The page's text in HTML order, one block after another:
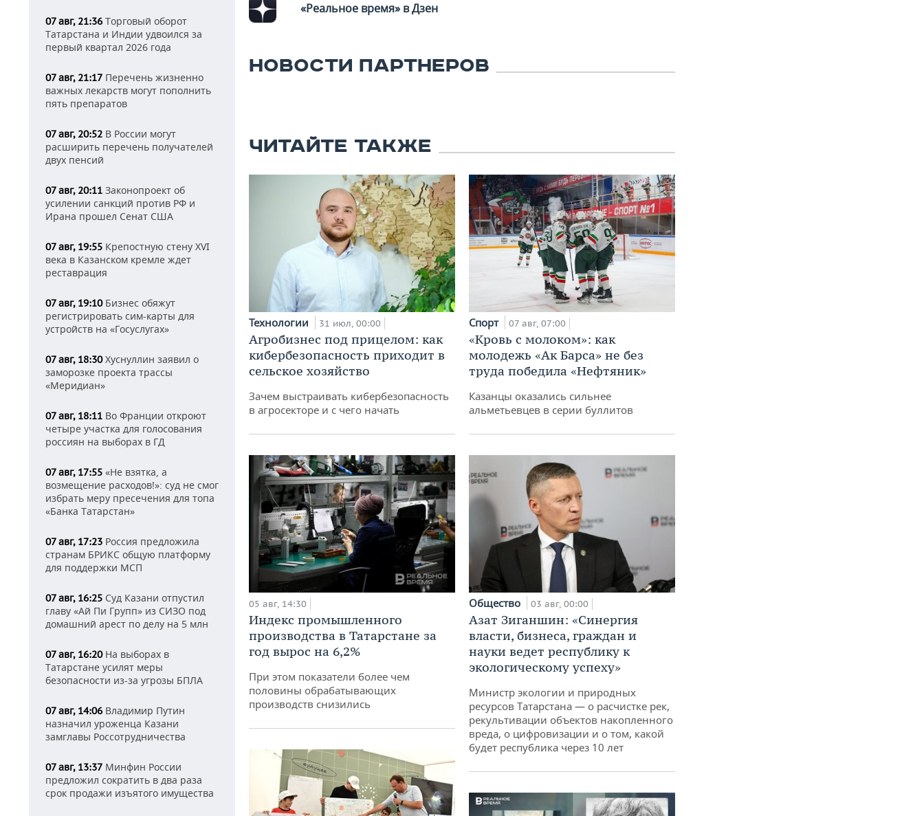
07 авг, 21:36 Торговый оборот
Татарстана и Индии удвоился за
первый квартал 2026 года
07 авг, 21:17 Перечень жизненно
важных лекарств могут пополнить
пять препаратов
07 авг, 20:52 В России могут
расширить перечень получателей
двух пенсий
07 авг, 20:11 Законопроект об
усилении санкций против РФ и
Ирана прошел Сенат США
07 авг, 19:55 Крепостную стену XVI
века в Казанском кремле ждет
реставрация
07 авг, 19:10Бизнес обяжут
регистрировать сим-карты для
устройств на «Госуслугах»
07 авг, 18:30Хуснуллин заявил о
заморозке проекта трассы
«Меридиан»
07 авг, 18:11 Во Франции откроют
четыре участка для голосования
россиян на выборах в ГД
07 авг, 17:55 «Не взятка, а
возмещение расходов!»: суд не смог
избрать меру пресечения для топа
«Банка Татарстан»
07 авг, 17:23 Россия предложила
странам БРИКС общую платформу
для поддержки МСП
07 авг, 16:25 Суд Казани отпустил
главу «Ай Пи Групп» из СИЗО под
домашний арест по делу на 5 млн
07 авг, 16:20На выборах в
Татарстане усилят меры
безопасности из-за угрозы БПЛА
07 авг, 14:06 Владимир Путин
назначил уроженца Казани
замглавы Россотрудничества
07 авг, 13:37 Минфин России
предложил сократить в два раза
срок продажи изъятого имущества
«Реальное время» в Дзен
НОВОСТИ ПАРТНЕРОВ
ЧИТАЙТЕ ТАКЖЕ
Технологии 31 июл, 00:00
Агробизнес под прицелом: как
кибербезопасность приходит в
сельское хозяйство
Зачем выстраивать кибербезопасность
в агросекторе и с чего начать
05 авг, 14:30
Индекс промышленного
производства в Татарстане за
год вырос на 6,2%
При этом показатели более чем
половины обрабатывающих
производств снизились
Спорт 07 авг, 07:00
«Кровь с молоком»: как
молодежь «Ак Барса» не без
труда победила «Нефтяник»
Казанцы оказались сильнее
альметьевцев в серии буллитов
Общество 03 авг, 00:00
Азат Зиганшин: «Синергия
власти, бизнеса, граждан и
науки ведет республику к
экологическому успеху»
Министр экологии и природных
ресурсов Татарстана — о расчистке рек,
рекультивации объектов накопленного
вреда, о цифровизации и о том, какой
будет республика через 10 лет